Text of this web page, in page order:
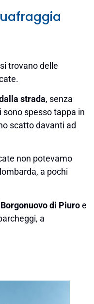
trovano delle
strada, senza
spesso tappa in
scatto davanti ad
non potevamo
a pochi
Borgonuovo di Piuroe
a